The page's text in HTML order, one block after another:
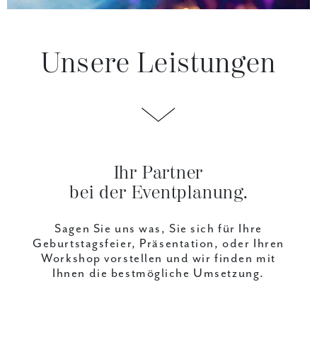
Unsere Leistungen
Ihr Partner
bei der Eventplanung.
Sagen Sie uns was, Sie sich für Ihre
Geburtstagsfeier, Präsentation, oder Ihren
Workshop vorstellen und wir finden mit
Ihnen die bestmögliche Umsetzung.